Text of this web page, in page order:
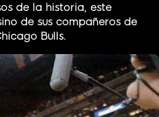
de la historia, este
de sus compañeros de
Bulls.